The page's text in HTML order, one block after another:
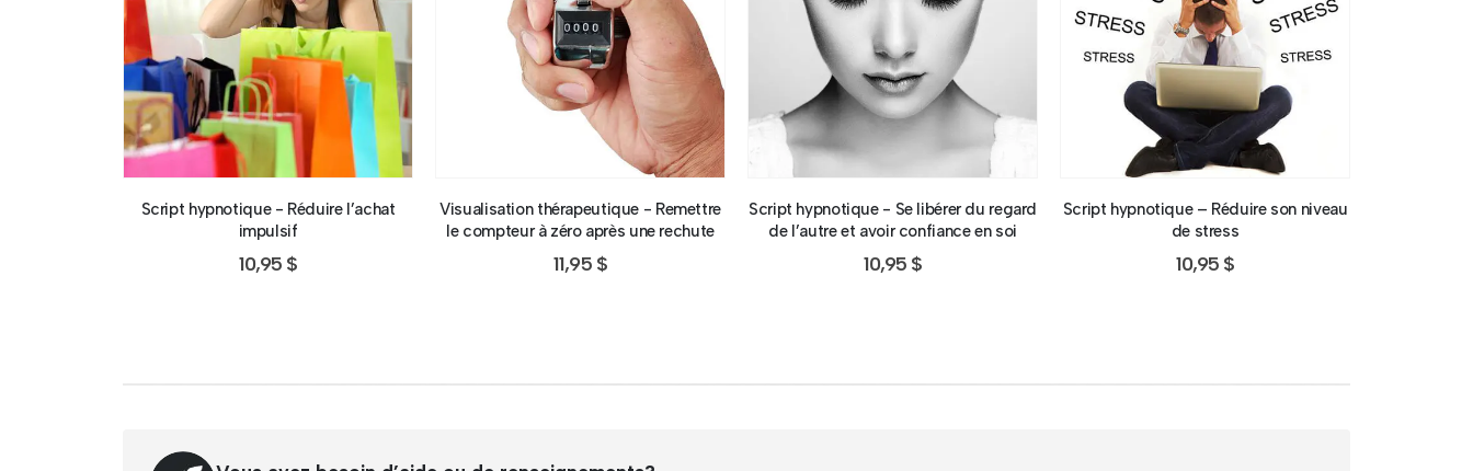
Script hypnotique - Réduire l’achat
impulsif
10,95 $
Visualisation thérapeutique - Remettre
le compteur à zéro après une rechute
11,95 $
Script hypnotique - Se libérer du regard
de l’autre et avoir confiance en soi
10,95 $
Script hypnotique – Réduire son niveau
de stress
10,95 $